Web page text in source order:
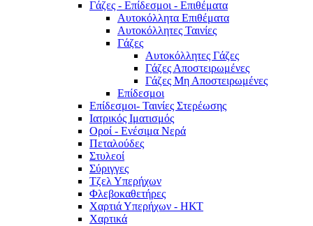
Γάζες - Επίδεσμοι - Επιθέματα
Αυτοκόλλητα Επιθέματα
Αυτοκόλλητες Ταινίες
Γάζες
Αυτοκόλλητες Γάζες
Γάζες Αποστειρωμένες
Γάζες Μη Αποστειρωμένες
Επίδεσμοι
Επίδεσμοι- Ταινίες Στερέωσης
Ιατρικός Ιματισμός
Οροί - Ενέσιμα Νερά
Πεταλούδες
Στυλεοί
Σύριγγες
Τζελ Υπερήχων
Φλεβοκαθετήρες
Χαρτιά Υπερήχων - ΗΚΤ
Χαρτικά